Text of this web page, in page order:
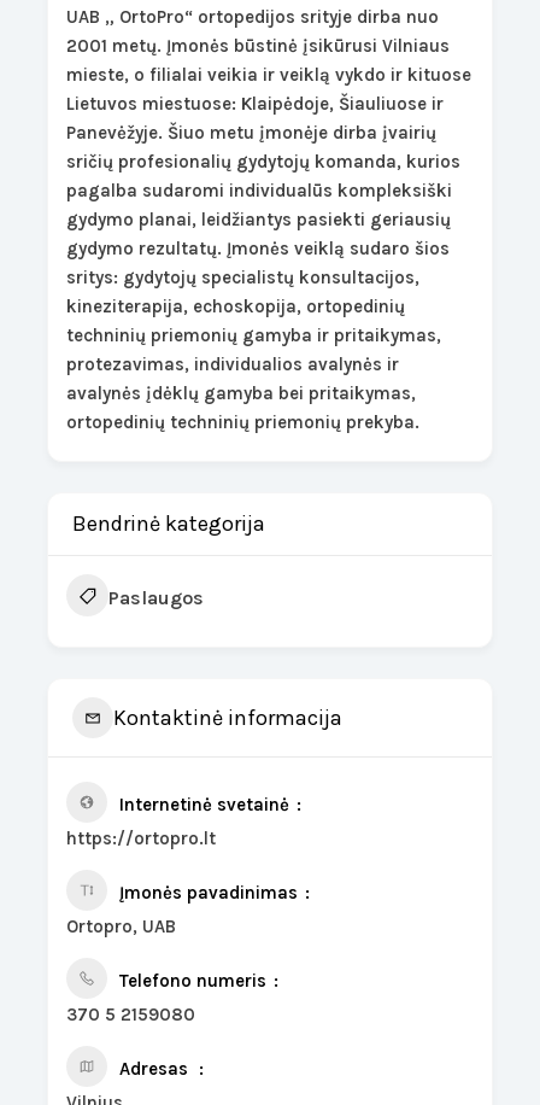
UAB „ OrtoPro“ ortopedijos srityje dirba nuo
2001 metų. Įmonės būstinė įsikūrusi Vilniaus
mieste, o filialai veikia ir veiklą vykdo ir kituose
Lietuvos miestuose: Klaipėdoje, Šiauliuose ir
Panevėžyje. Šiuo metu įmonėje dirba įvairių
sričių profesionalių gydytojų komanda, kurios
pagalba sudaromi individualūs kompleksiški
gydymo planai, leidžiantys pasiekti geriausių
gydymo rezultatų. Įmonės veiklą sudaro šios
sritys: gydytojų specialistų konsultacijos,
kineziterapija, echoskopija, ortopedinių
techninių priemonių gamyba ir pritaikymas,
protezavimas, individualios avalynės ir
avalynės įdėklų gamyba bei pritaikymas,
ortopedinių techninių priemonių prekyba.
Bendrinė kategorija
Paslaugos
Kontaktinė informacija
Internetinė svetainė
https://ortopro.lt
Įmonės pavadinimas
Ortopro, UAB
Telefono numeris
370 5 2159080
Adresas